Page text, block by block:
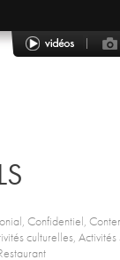
Confidentiel,
culturelles,